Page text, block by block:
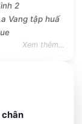
2
Vang tập huấ
Xem thêm...
chân